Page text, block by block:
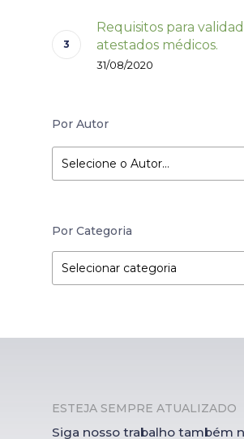
Requisitos para
atestados médicos.
31/08/2020
Por Autor
Selecione o Autor…
Por Categoria
Por
Categoria
Selecionar categoria
Categoria
ESTEJA SEMPRE ATUALIZADO
Siga nosso trabalho também